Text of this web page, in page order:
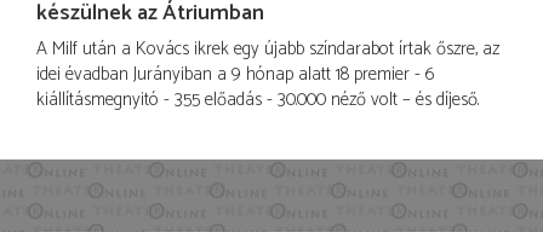
készülnek az Átriumban
A Milf után a Kovács ikrek egy újabb színdarabot írtak őszre, az
idei évadban Jurányiban a 9 hónap alatt 18 premier - 6
kiállításmegnyitó - 355 előadás - 30.000 néző volt – és díjeső.